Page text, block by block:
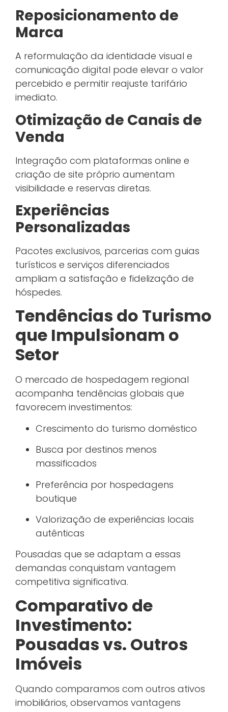
Reposicionamento de
Marca
A reformulação da identidade visual e
comunicação digital pode elevar o valor
percebido e permitir reajuste tarifário
imediato.
Otimização de Canais de
Venda
Integração com plataformas online e
criação de site próprio aumentam
visibilidade e reservas diretas.
Experiências
Personalizadas
Pacotes exclusivos, parcerias com guias
turísticos e serviços diferenciados
ampliam a satisfação e fidelização de
hóspedes.
Tendências do Turismo
que Impulsionam o
Setor
O mercado de hospedagem regional
acompanha tendências globais que
favorecem investimentos:
Crescimento do turismo doméstico
Busca por destinos menos
massificados
Preferência por hospedagens
boutique
Valorização de experiências locais
autênticas
Pousadas que se adaptam a essas
demandas conquistam vantagem
competitiva significativa.
Comparativo de
Investimento:
Pousadas vs. Outros
Imóveis
Quando comparamos com outros ativos
imobiliários, observamos vantagens